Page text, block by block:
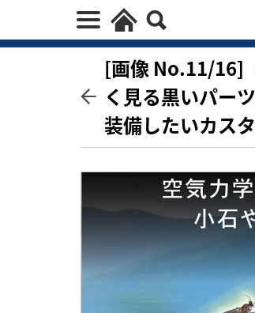
[画像 No.11/16]
く見る黒いパー
装備したいカス